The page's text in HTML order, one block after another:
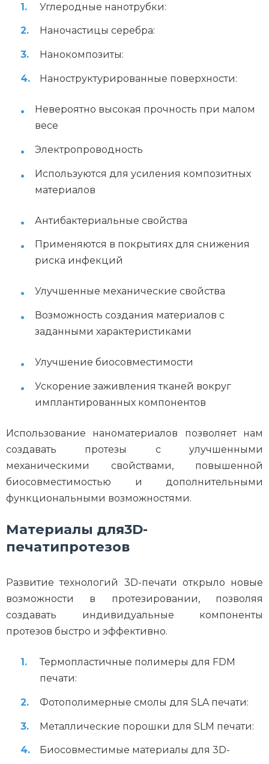
Углеродные нанотрубки:
Наночастицы серебра:
Нанокомпозиты:
Наноструктурированные поверхности:
Невероятно высокая прочность при малом
весе
Электропроводность
Используются для усиления композитных
материалов
Антибактериальные свойства
Применяются в покрытиях для снижения
риска инфекций
Улучшенные механические свойства
Возможность создания материалов с
заданными характеристиками
Улучшение биосовместимости
Ускорение заживления тканей вокруг
имплантированных компонентов
Использование наноматериалов позволяет нам
создавать протезы с улучшенными
механическими свойствами, повышенной
биосовместимостью и дополнительными
функциональными возможностями.
Материалы для3D-
печатипротезов
Развитие технологий 3D-печати открыло новые
возможности в протезировании, позволяя
создавать индивидуальные компоненты
протезов быстро и эффективно.
Термопластичные полимеры для FDM
печати:
Фотополимерные смолы для SLA печати:
Металлические порошки для SLM печати:
Биосовместимые материалы для 3D-